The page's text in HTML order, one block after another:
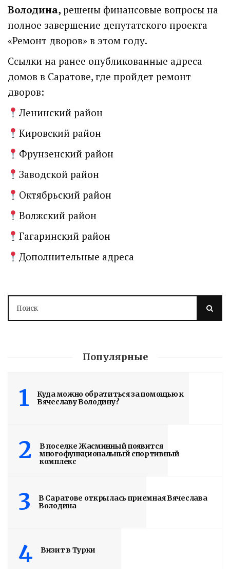
Володина, решены финансовые вопросы на
полное завершение депутатского проекта
«Ремонт дворов» в этом году.
Ссылки на ранее опубликованные адреса
домов в Саратове, где пройдет ремонт
дворов:
Ленинский район
Кировский район
Фрунзенский район
Заводской район
Октябрьский район
Волжский район
Гагаринский район
Дополнительные адреса
Популярные
1
Куда можно обратиться за помощью к
Вячеславу Володину?
2
В поселке Жасминный появится
многофункциональный спортивный
комплекс
3
В Саратове открылась приемная Вячеслава
Володина
4 Визит в Турки
Володин: 31 августа
РАБОТЫ БУДУТ
ЗАВЕРШЕНЫ
4 дня назад
Подробности в статье!